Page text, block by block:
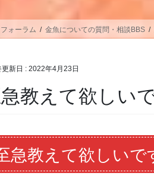
フォーラム 金魚についての質問・相談BBS
更新日 :2022年4月23日
教えて欲しい
急教えて欲しいで